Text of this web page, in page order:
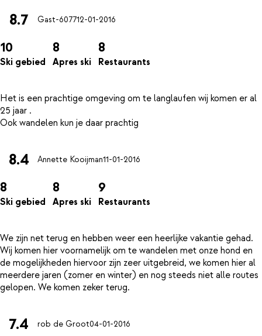
8.7 Gast-607712-01-2016
10
Ski gebied
8
Apres ski
8
Restaurants
Het is een prachtige omgeving om te langlaufen wij komen er al
25 jaar .
8.4 Annette Kooijman11-01-2016
8
Ski gebied
8
Apres ski
9
Restaurants
We zijn net terug en hebben weer een heerlijke vakantie gehad.
Wij komen hier voornamelijk om te wandelen met onze hond en
de mogelijkheden hiervoor zijn zeer uitgebreid, we komen hier al
meerdere jaren (zomer en winter) en nog steeds niet alle routes
7.4 rob de Groot04-01-2016